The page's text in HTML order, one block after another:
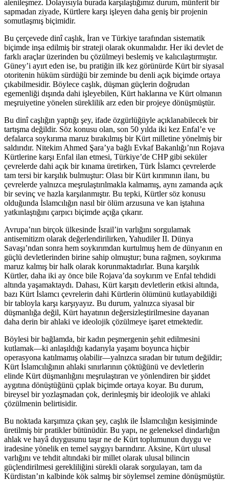
alenileşmez. Dolayısıyla burada karşılaştığımız durum, münferit bir
sapmadan ziyade, Kürtlere karşı işleyen daha geniş bir projenin
somutlaşmış biçimidir.
Bu çerçevede dinî caşlık, İran ve Türkiye tarafından sistematik
biçimde inşa edilmiş bir strateji olarak okunmalıdır. Her iki devlet de
farklı araçlar üzerinden bu çözülmeyi beslemiş ve kalıcılaştırmıştır.
Güney’i ayırt eden ise, bu pratiğin ilk kez görünürde Kürt bir siyasal
otoritenin hüküm sürdüğü bir zeminde bu denli açık biçimde ortaya
çıkabilmesidir. Böylece caşlık, düşman güçlerin doğrudan
egemenliği dışında dahi işleyebilen, Kürt haklarına ve Kürt olmanın
meşruiyetine yönelen süreklilik arz eden bir projeye dönüşmüştür.
Bu dinî caşlığın yaptığı şey, ifade özgürlüğüyle açıklanabilecek bir
tartışma değildir. Söz konusu olan, son 50 yılda iki kez Enfal’e ve
defalarca soykırıma maruz bırakılmış bir Kürt milletine yönelmiş bir
saldırıdır. Nitekim Ahmed Şara’ya bağlı Evkaf Bakanlığı’nın Rojava
Kürtlerine karşı Enfal ilan etmesi, Türkiye’de CHP gibi seküler
çevrelerde dahi açık bir kınama üretirken, Türk İslamcı çevrelerde
tam tersi bir karşılık bulmuştur: Olası bir Kürt kırımının ilanı, bu
çevrelerde yalnızca meşrulaştırılmakla kalmamış, aynı zamanda açık
bir sevinç ve hazla karşılanmıştır. Bu tepki, Kürtler söz konusu
olduğunda İslamcılığın nasıl bir ölüm arzusuna ve kan iştahına
yatkınlaştığını çarpıcı biçimde açığa çıkarır.
Avrupa’nın birçok ülkesinde İsrail’in varlığını sorgulamak
antisemitizm olarak değerlendirilirken, Yahudiler II. Dünya
Savaşı’ndan sonra hem soykırımdan kurtulmuş hem de dünyanın en
güçlü devletlerinden birine sahip olmuştur; buna rağmen, soykırıma
maruz kalmış bir halk olarak korunmaktadırlar. Buna karşılık
Kürtler, daha iki ay önce bile Rojava’da soykırım ve Enfal tehdidi
altında yaşamaktaydı. Dahası, Kürt karşıtı devletlerin etkisi altında,
bazı Kürt İslamcı çevrelerin dahi Kürtlerin ölümünü kutlayabildiği
bir tabloyla karşı karşıyayız. Bu durum, yalnızca siyasal bir
düşmanlığa değil, Kürt hayatının değersizleştirilmesine dayanan
daha derin bir ahlaki ve ideolojik çözülmeye işaret etmektedir.
Böylesi bir bağlamda, bir kadın peşmergenin şehit edilmesini
kutlamak—ki anlaşıldığı kadarıyla yaşamı boyunca hiçbir
operasyona katılmamış olabilir—yalnızca sıradan bir tutum değildir;
Kürt İslamcılığının ahlaki sınırlarının çöktüğünü ve devletlerin
elinde Kürt düşmanlığını meşrulaştıran ve yönlendiren bir şiddet
aygıtına dönüştüğünü çıplak biçimde ortaya koyar. Bu durum,
bireysel bir yozlaşmadan çok, derinleşmiş bir ideolojik ve ahlaki
çözülmenin belirtisidir.
Bu noktada karşımıza çıkan şey, caşlık ile İslamcılığın kesişiminde
üretilmiş bir pratikler bütünüdür. Bu yapı, ne geleneksel dindarlığın
ahlak ve hayâ duygusunu taşır ne de Kürt toplumunun duygu ve
iradesine yönelik en temel saygıyı barındırır. Aksine, Kürt ulusal
varlığını ve tehdit altındaki bir millet olarak ulusal bilincin
güçlendirilmesi gerekliliğini sürekli olarak sorgulayan, tam da
Kürdistan’ın kalbinde kök salmış bir söylemsel zemine dönüşmüştür.